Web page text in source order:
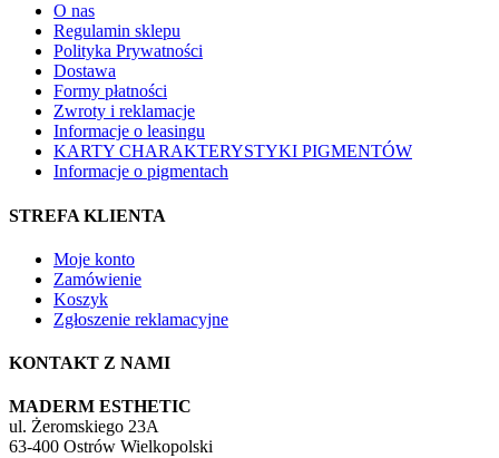
O nas
Regulamin sklepu
Polityka Prywatności
Dostawa
Formy płatności
Zwroty i reklamacje
Informacje o leasingu
KARTY CHARAKTERYSTYKI PIGMENTÓW
Informacje o pigmentach
STREFA KLIENTA
Moje konto
Zamówienie
Koszyk
Zgłoszenie reklamacyjne
KONTAKT Z NAMI
MADERM ESTHETIC
ul. Żeromskiego 23A
63-400 Ostrów Wielkopolski